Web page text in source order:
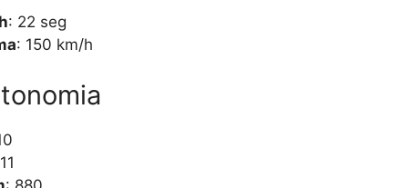
: 22 seg
: 150 km/h